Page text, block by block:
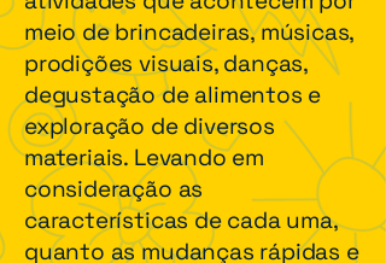
meio de brincadeiras, músicas,
prodições visuais, danças,
degustação de alimentos e
exploração de diversos
materiais. Levando em
consideração as
características de cada uma,
quanto as mudanças rápidas e